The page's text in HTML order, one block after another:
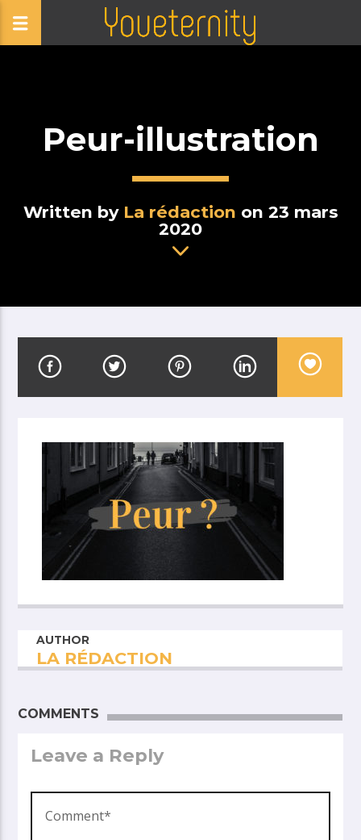
Peur-illustration
Written by La rédaction on 23 mars
2020
AUTHOR
LA RÉDACTION
COMMENTS
Leave a Reply